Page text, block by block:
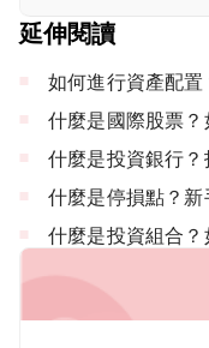
延伸閱讀
如何進行資產配
什麼是國際股票
什麼是投資銀行
什麼是停損點？新
什麼是投資組合